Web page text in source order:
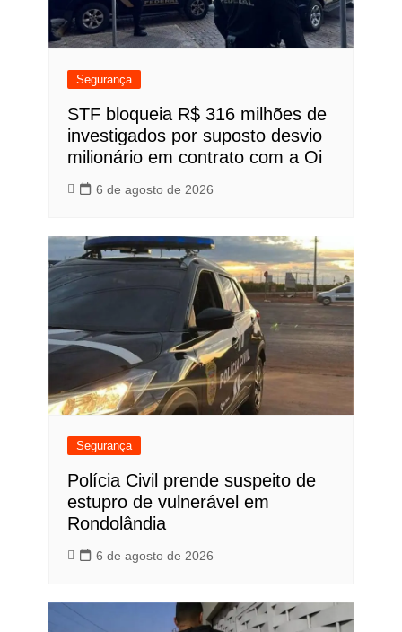
Segurança
STF bloqueia R$ 316 milhões de
investigados por suposto desvio
milionário em contrato com a Oi
6 de agosto de 2026
Segurança
Polícia Civil prende suspeito de
estupro de vulnerável em
Rondolândia
6 de agosto de 2026